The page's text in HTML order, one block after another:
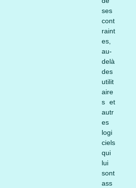
ses
cont
raint
es,
au-
delà
des
utilit
aire
s et
autr
es
logi
ciels
qui
lui
sont
ass